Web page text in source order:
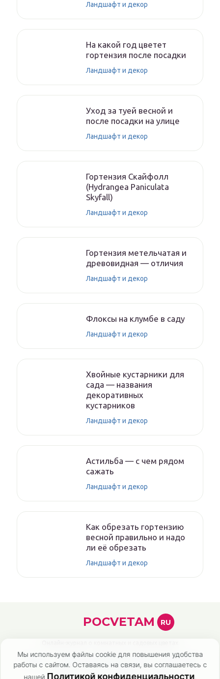
Ландшафт и декор
На какой год цветет
гортензия после посадки
Ландшафт и декор
Уход за туей весной и
после посадки на улице
Ландшафт и декор
Гортензия Скайфолл
(Hydrangea Paniculata
Skyfall)
Ландшафт и декор
Гортензия метельчатая и
древовидная — отличия
Ландшафт и декор
Флоксы на клумбе в саду
Ландшафт и декор
Хвойные кустарники для
сада — названия
декоративных
кустарников
Ландшафт и декор
Астильба — с чем рядом
сажать
Ландшафт и декор
Как обрезать гортензию
весной правильно и надо
ли её обрезать
Ландшафт и декор
Мы используем файлы cookie для повышения удобства
работы с сайтом. Оставаясь на связи, вы соглашаетесь с
нашей Политикой конфиденциальности.
POCVETAM RU
Политика конфиденциальности Карта сайта
Контакты О нас Эксперты Авторы